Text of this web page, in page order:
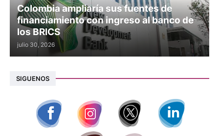
Colombia ampliaría sus fuentes de
financiamiento con ingreso al banco de
los BRICS
julio 30, 2026
SIGUENOS